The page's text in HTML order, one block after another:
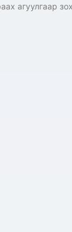
агуулгаар